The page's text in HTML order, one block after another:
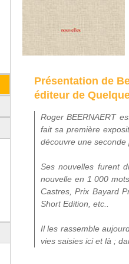
Présentation de
éditeur de
Roger BEERNAERT
fait sa première
découvre une seconde
Ses nouvelles furent
nouvelle en 1 000
Castres, Prix Bayard
Short Edition, etc..
Il les rassemble
vies saisies ici et là ;